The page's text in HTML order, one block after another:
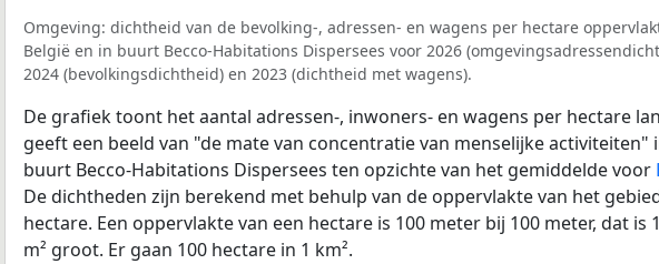
Omgeving: dichtheid van de bevolking-, adressen- en wagens per hectare
België en in buurt Becco-Habitations Dispersees voor 2026
2024 (bevolkingsdichtheid) en 2023 (dichtheid met wagens).
De grafiek toont het aantal adressen-, inwoners- en wagens per hectare
geeft een beeld van "de mate van concentratie van menselijke activiteiten"
buurt Becco-Habitations Dispersees ten opzichte van het gemiddelde voor
De dichtheden zijn berekend met behulp van de oppervlakte van het
hectare. Een oppervlakte van een hectare is 100 meter bij 100 meter, dat is
m² groot. Er gaan 100 hectare in 1 km².